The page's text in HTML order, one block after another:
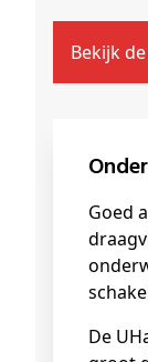
Bekijk
Goed
De